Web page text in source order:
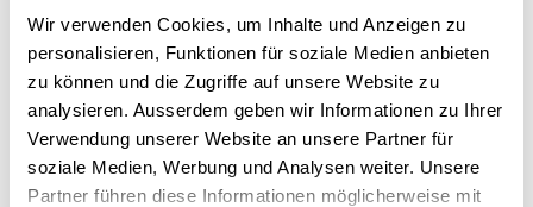
Wir verwenden Cookies, um Inhalte und Anzeigen zu
personalisieren, Funktionen für soziale Medien anbieten
zu können und die Zugriffe auf unsere Website zu
analysieren. Ausserdem geben wir Informationen zu Ihrer
Verwendung unserer Website an unsere Partner für
soziale Medien, Werbung und Analysen weiter. Unsere
Partner führen diese Informationen möglicherweise mit